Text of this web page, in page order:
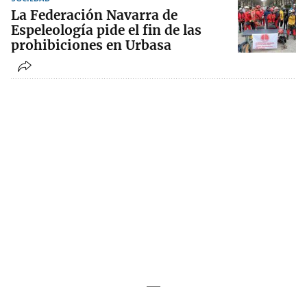
La Federación Navarra de
Espeleología pide el fin de las
prohibiciones en Urbasa